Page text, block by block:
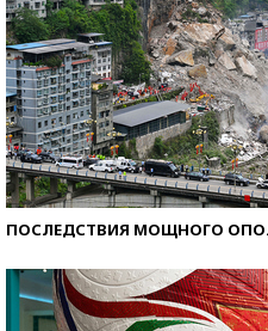
ПОСЛЕДСТВИЯ МОЩНОГО